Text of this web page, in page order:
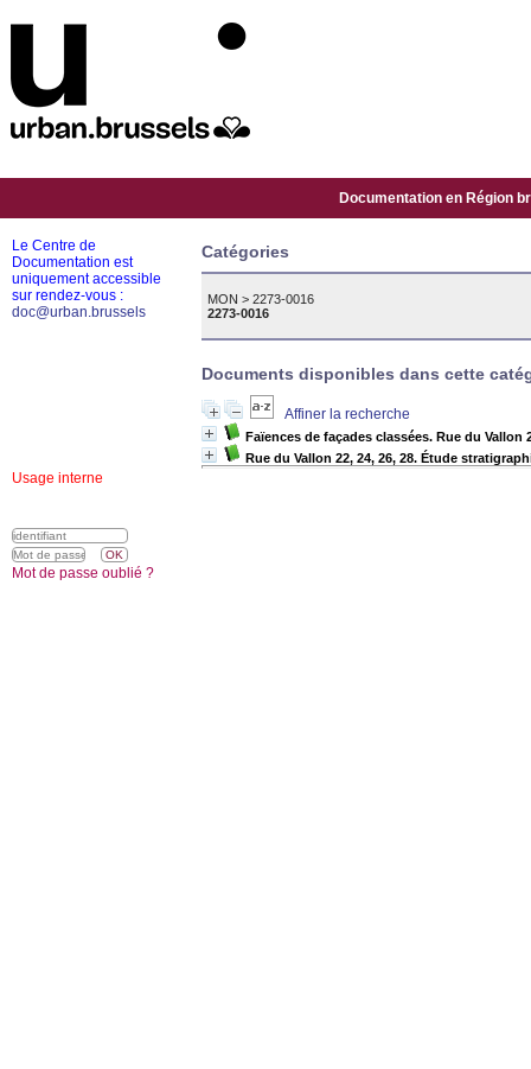
Documentation en Région
Catégories
MON > 2273-0016
2273-0016
Documents disponibles dans cette
Affiner la recherche
Faïences de façades classées. Rue du Vallon
Rue du Vallon 22, 24, 26, 28. Étude
Le Centre de
Documentation est
uniquement accessible
sur rendez-vous :
doc@urban.brussels
Usage interne
Mot de passe oublié ?